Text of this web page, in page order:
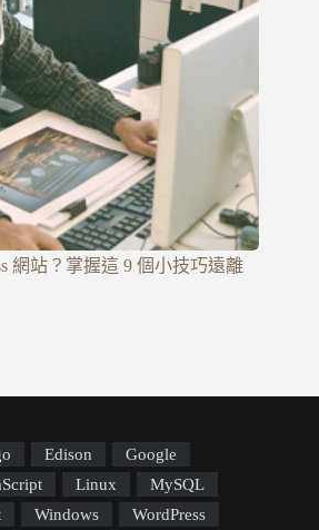
網站？掌握這 9 個小技巧遠離
Edison
Google
Linux
MySQL
Windows
WordPress